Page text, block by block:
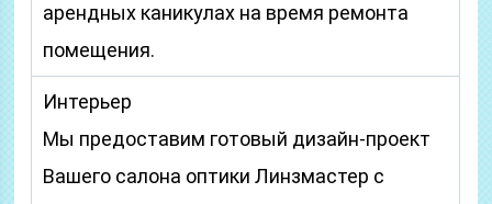
арендных каникулах на время ремонта
помещения.
Интерьер
Мы предоставим готовый дизайн-проект
Вашего салона оптики Линзмастер с